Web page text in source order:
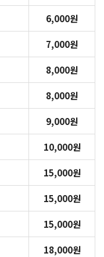
6,000원
7,000원
8,000원
8,000원
9,000원
10,000원
15,000원
15,000원
15,000원
18,000원